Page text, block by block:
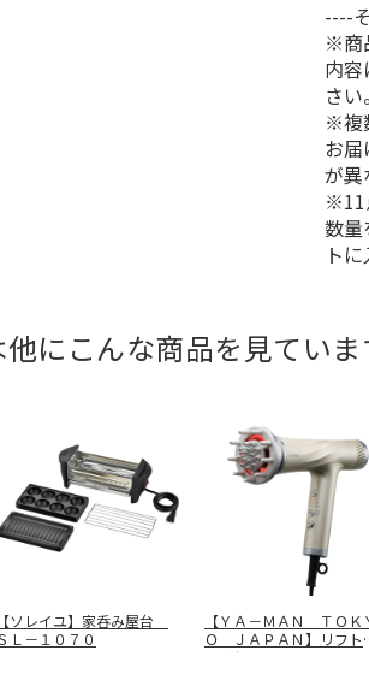
----
※商
内
さい。
※複
お
が異
※11
数量
ト
にこんな商品を見ていま
【ソレイユ】家呑み屋台
Ｌ－１０７０
【ＹＡ－ＭＡＮ ＴＯＫ
Ｏ ＪＡＰＡＮ】リフト
ライヤー